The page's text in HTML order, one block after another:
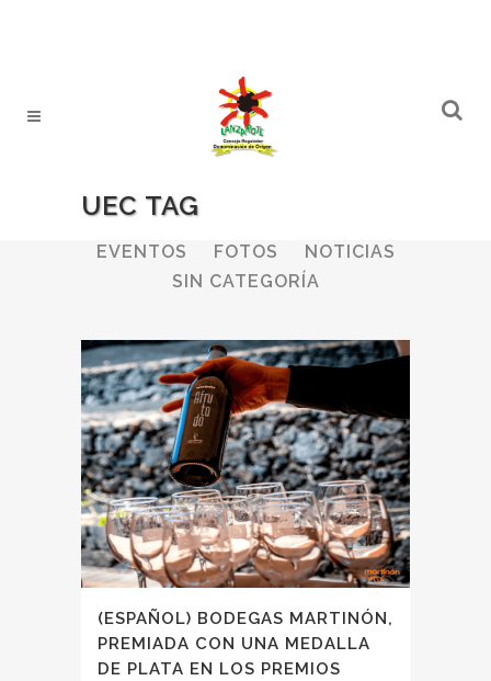
UEC TAG
ALL BODEGAS
EVENTOS
FOTOS
NOTICIAS
SIN CATEGORÍA
(ESPAÑOL) BODEGAS MARTINÓN,
PREMIADA CON UNA MEDALLA
DE PLATA EN LOS PREMIOS